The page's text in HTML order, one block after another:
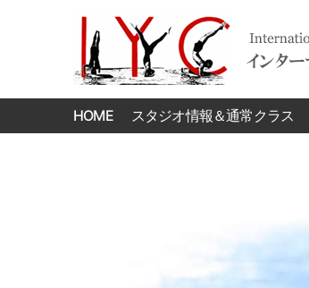
Yoga
Center
HOME スタジオ情報＆通常クラス